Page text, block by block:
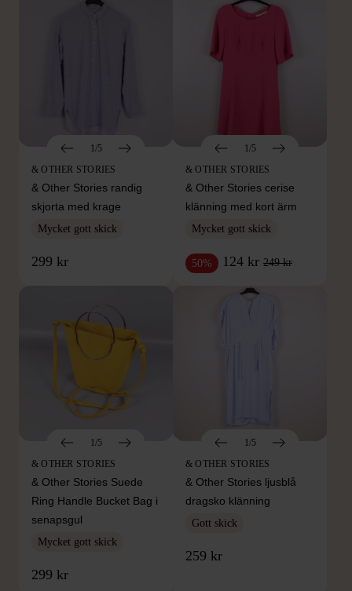
1/5
& OTHER STORIES
& Other Stories randig
skjorta med krage
Mycket gott skick
299 kr
1/5
& OTHER STORIES
& Other Stories cerise
klänning med kort ärm
Mycket gott skick
50% 124 kr 249 kr
1/5
& OTHER STORIES
& Other Stories Suede
Ring Handle Bucket Bag i
senapsgul
Mycket gott skick
299 kr
1/5
& OTHER STORIES
& Other Stories ljusblå
dragsko klänning
Gott skick
259 kr